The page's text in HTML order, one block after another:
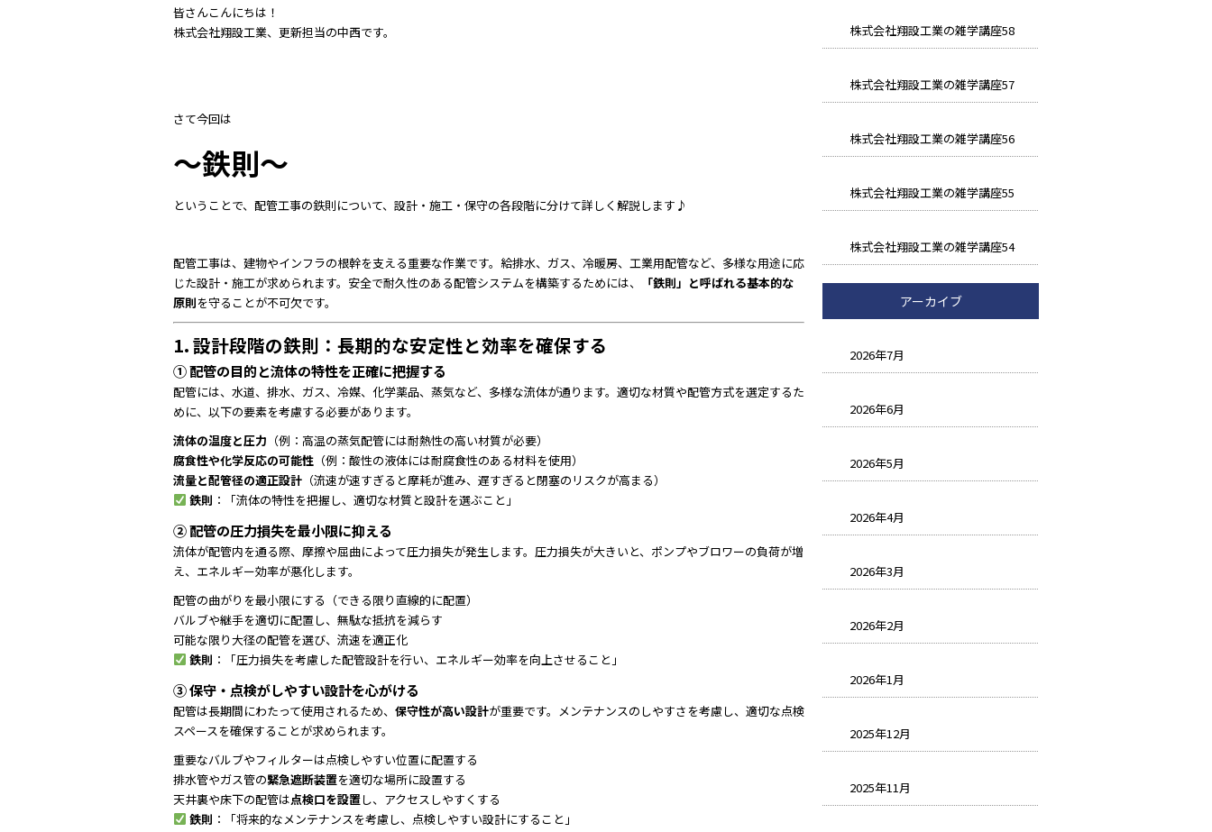
c
o
o
k
e
皆さんこんにちは！
株式会社翔設工業、更新担当の中西です。
さて今回は
～鉄則～
ということで、配管工事の鉄則について、設計・施工・保守の各段階に分けて詳しく解説します♪
配管工事は、建物やインフラの根幹を支える重要な作業です。給排水、ガス、冷暖房、工業用配管など、多様な用途に応
じた設計・施工が求められます。安全で耐久性のある配管システムを構築するためには、
「鉄則」と呼ばれる基本的な
原則を守ることが不可欠です。
1. 設計段階の鉄則：長期的な安定性と効率を確保する
① 配管の目的と流体の特性を正確に把握する
配管には、水道、排水、ガス、冷媒、化学薬品、蒸気など、多様な流体が通ります。適切な材質や配管方式を選定するた
めに、以下の要素を考慮する必要があります。
流体の温度と圧力 （例：高温の蒸気配管には耐熱性の高い材質が必要）
腐食性や化学反応の可能性 （例：酸性の液体には耐腐食性のある材料を使用）
流量と配管径の適正設計 （流速が速すぎると摩耗が進み、遅すぎると閉塞のリスクが高まる）
鉄則 ：「流体の特性を把握し、適切な材質と設計を選ぶこと」
② 配管の圧力損失を最小限に抑える
流体が配管内を通る際、摩擦や屈曲によって圧力損失が発生します。圧力損失が大きいと、ポンプやブロワーの負荷が増
え、エネルギー効率が悪化します。
配管の曲がりを最小限にする（できる限り直線的に配置）
バルブや継手を適切に配置し、無駄な抵抗を減らす
可能な限り大径の配管を選び、流速を適正化
鉄則 ：「圧力損失を考慮した配管設計を行い、エネルギー効率を向上させること」
③ 保守・点検がしやすい設計を心がける
配管は長期間にわたって使用されるため、 保守性が高い設計が重要です。メンテナンスのしやすさを考慮し、適切な点検
スペースを確保することが求められます。
重要なバルブやフィルターは点検しやすい位置に配置する
排水管やガス管の緊急遮断装置を適切な場所に設置する
天井裏や床下の配管は点検口を設置し、アクセスしやすくする
鉄則 ：「将来的なメンテナンスを考慮し、点検しやすい設計にすること」
株式会社翔設工業の雑学講座58
株式会社翔設工業の雑学講座57
株式会社翔設工業の雑学講座56
株式会社翔設工業の雑学講座55
株式会社翔設工業の雑学講座54
アーカイブ
2026年7月
2026年6月
2026年5月
2026年4月
2026年3月
2026年2月
2026年1月
2025年12月
2025年11月